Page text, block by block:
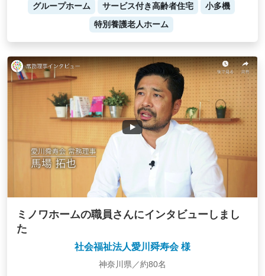
グループホーム サービス付き高齢者住宅
小多機
特別養護老人ホーム
ミノワホームの職員さんにインタビューしまし
た
社会福祉法人愛川舜寿会 様
神奈川県／約80名